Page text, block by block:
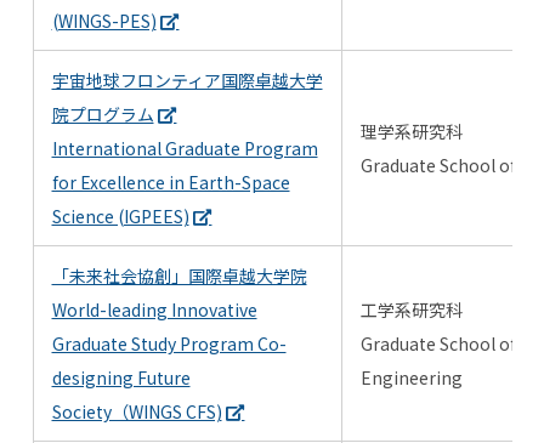
(WINGS-PES)
宇宙地球フロンティア国際卓越大学
院プログラム
International Graduate Program
for Excellence in Earth-Space
Science (IGPEES)
理学系研究科
Graduate School of
「未来社会協創」国際卓越大学院
World-leading Innovative
Graduate Study Program Co-
designing Future
Society（WINGS CFS)
工学系研究科
Graduate School of
Engineering